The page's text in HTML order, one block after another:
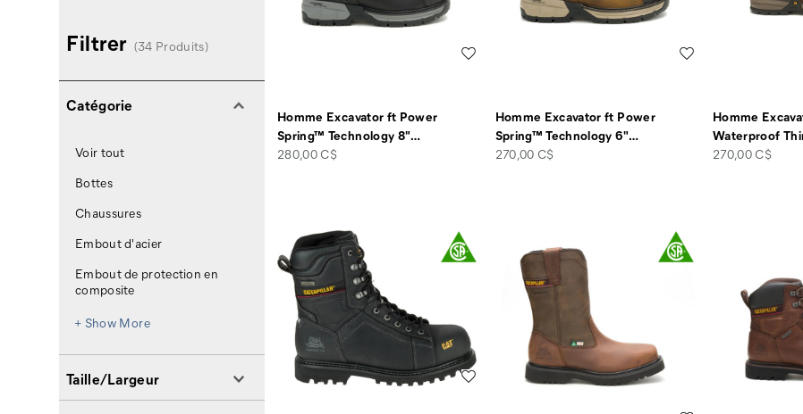
Homme Excavator ft Power
Spring™ Technology 8"…
price
280,00 C$
Homme Excavator ft Power
Spring™ Technology 6"…
price
270,00 C$
Homme
Waterproof
price
270,00 C$
Liste de souhaits
Filtrer (34 Produits)
Catégorie
Voir tout
Bottes
Chaussures
Embout d'acier
Embout de protection en
composite
+ Show More
Taille/Largeur